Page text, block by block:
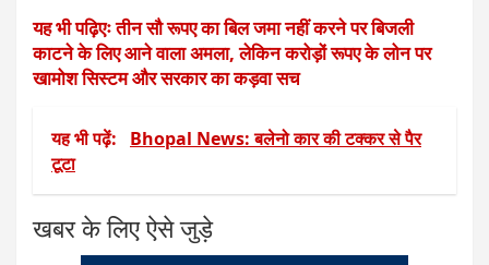
यह भी पढ़िएः तीन सौ रूपए का बिल जमा नहीं करने पर बिजली
काटने के लिए आने वाला अमला, लेकिन करोड़ों रूपए के लोन पर
खामोश सिस्टम और सरकार का कड़वा सच
यह भी पढ़ें:
Bhopal News: बलेनो कार की टक्कर से पैर
टूटा
खबर के लिए ऐसे जुड़े